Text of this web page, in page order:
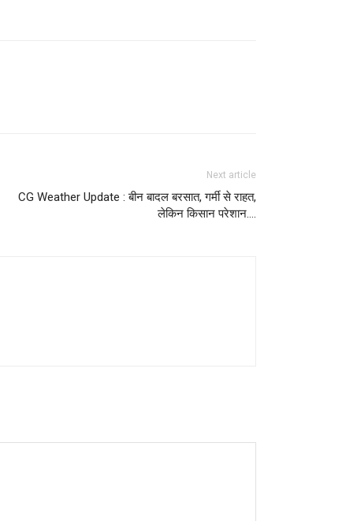
Next article
CG Weather Update : बीन बादल बरसात, गर्मी से राहत,
लेकिन किसान परेशान….